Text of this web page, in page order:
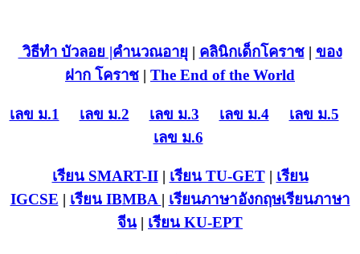
วิธีทำ บัวลอย |คำนวณอายุ | คลินิกเด็กโคราช| ของ
ฝาก โคราช | The End of the World
เลข ม.1 เลข ม.2 เลข ม.3 เลข ม.4
เลข ม.5
เลข ม.6
เรียน SMART-II| เรียน TU-GET| เรียน
IGCSE | เรียน IBMBA | เรียนภาษาอังกฤษเรียนภาษา
จีน | เรียน KU-EPT